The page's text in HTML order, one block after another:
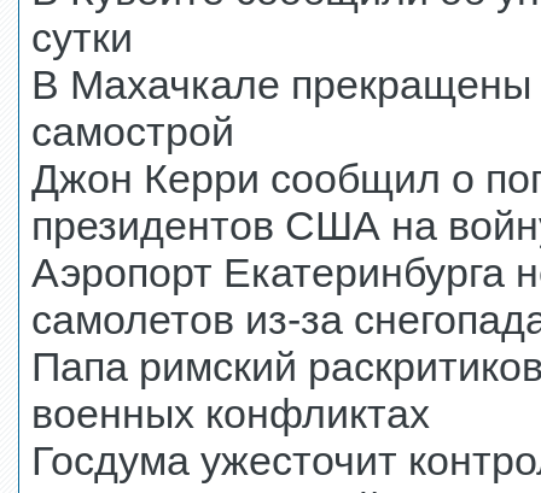
сутки
В Махачкале прекращены
самострой
Джон Керри сообщил о
президентов США на
Аэропорт Екатеринбурга
самолетов из-за
Папа римский
военных конфликтах
Госдума ужесточит